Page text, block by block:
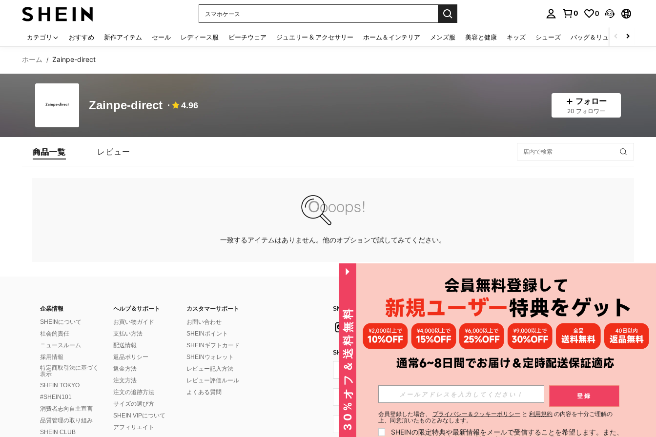
スマホケース
0 0
カテゴリ おすすめ 新作アイテム セール レディース服 ビーチウェア ジュエリー & アクセサリー ホーム＆インテリア メンズ服 美容と健康 キッズ シューズ バッグ＆リュック
ホーム / Zainpe-direct
Zainpe-direct 4.96 フォロー
20 フォロワー
商品一覧 レビュー
一致するアイテムはありません。他のオプションで試してみてください。
企業情報
SHEINについて
社会的責任
ニュースルーム
採用情報
特定商取引法に基づく
表示
SHEIN TOKYO
#SHEIN101
消費者志向自主宣言
品質管理の取り組み
SHEIN CLUB
ヘルプ＆サポート
お買い物ガイド
支払い方法
配送情報
返品ポリシー
返金方法
注文方法
注文の追跡方法
サイズの選び方
SHEIN VIPについて
アフィリエイト
カスタマーサポート
お問い合わせ
SHEINポイント
SHEINギフトカード
SHEINウォレット
レビュー記入方法
レビュー評価ルール
よくある質問
SNSフォローはこちら： アプリ
SHEIN STYLE NEWSを購読する
購読
JP + 81 登録する
JP + 81
30%オフ＆送料無料 登録
会員登録した場合、 プライバシー＆クッキーポリシー と 利用規約 の内容を十分ご理解の
上、同意頂いたものとみなします。
SHEINの限定特典や最新情報をメールで受信することを希望します。また、